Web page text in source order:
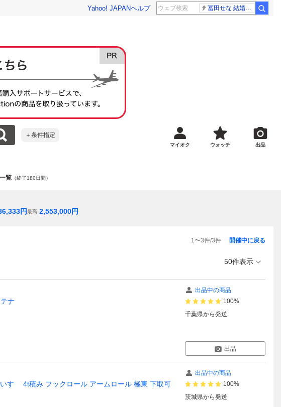
Yahoo! JAPANヘルプ 冨田せな 結婚発表
＋条件指定
マイオク ウォッチ 出品
覧 （終了180日間）
円最高 2,553,000円
1〜3件/3件 開催中に戻る
50件表示
ナ
出品中の商品
100%
千葉県から発送
出品
すゞ 4t積み フックロール アームロール 極東 下取可
出品中の商品
100%
茨城県から発送